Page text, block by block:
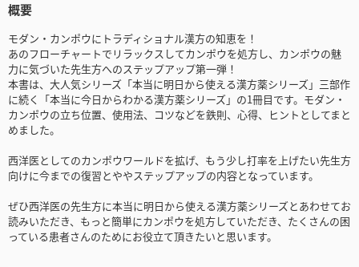
概要
モダン・カンポウにトラディショナル漢方の知恵を！
あのフローチャートでリラックスしてカンポウを処方し、カンポウの魅
力に気づいた先生方へのステップアップ第一弾！
本書は、大人気シリーズ「本当に明日から使える漢方薬シリーズ」三部作
に続く「本当に今日からわかる漢方薬シリーズ」の1冊目です。モダン・
カンポウの立ち位置、使用法、コツなどを鉄則、心得、ヒントとしてまと
めました。
西洋医としてのカンポウワールドを拡げ、もう少し打率を上げたい先生方
向けに今までの復習とややステップアップの内容となっています。
ぜひ西洋医の先生方に本当に明日から使える漢方薬シリーズとあわせてお
読みいただき、もっと簡単にカンポウを処方していただき、たくさんの困
っている患者さんのためにお役立て頂きたいと思います。